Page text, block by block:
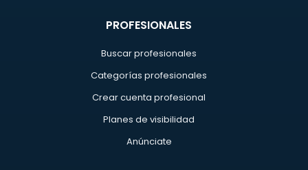
PROFESIONALES
Buscar profesionales
Categorías profesionales
Crear cuenta profesional
Planes de visibilidad
Anúnciate